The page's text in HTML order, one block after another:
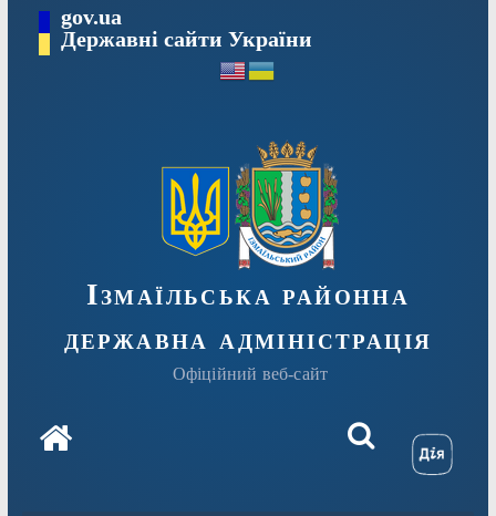
вмісту
gov.ua
Державні сайти України
Ізмаїльська районна
державна адміністрація
Офіційний веб-сайт